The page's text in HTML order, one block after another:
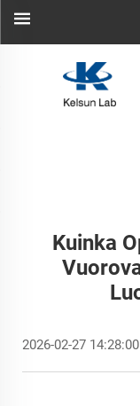
Kuinka
2026-02-27 14:28:00